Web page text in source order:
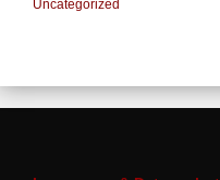
Uncategorized